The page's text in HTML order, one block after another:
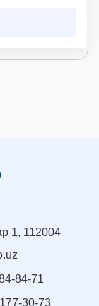
1, 112004
84-71
30-73